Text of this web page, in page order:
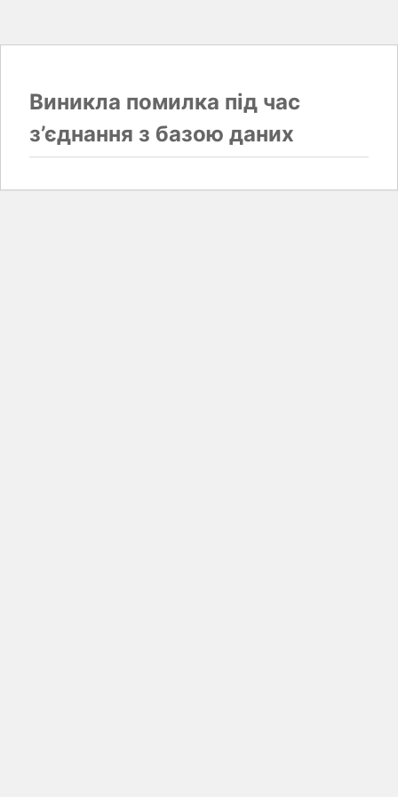
Виникла помилка під час
з’єднання з базою даних